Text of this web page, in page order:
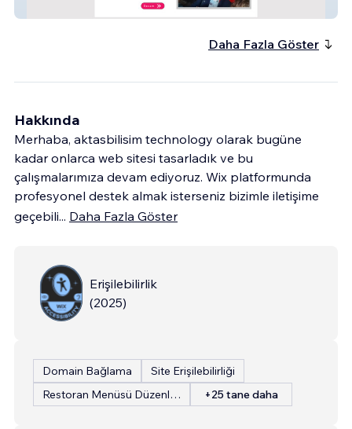
Daha Fazla Göster
Hakkında
Merhaba, aktasbilisim technology olarak bugüne
kadar onlarca web sitesi tasarladık ve bu
çalışmalarımıza devam ediyoruz. Wix platformunda
profesyonel destek almak isterseniz bizimle iletişime
geçebili... Daha Fazla Göster
Erişilebilirlik
(2025)
Domain Bağlama
Site Erişilebilirliği
Restoran Menüsü Düzenleme
+25 tane daha